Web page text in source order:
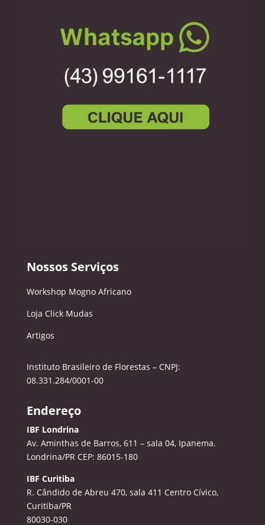
Nossos Serviços
Workshop Mogno Africano
Loja Click Mudas
Artigos
Instituto Brasileiro de Florestas – CNPJ:
08.331.284/0001-00
Endereço
IBF Londrina
Av. Aminthas de Barros, 611 – sala 04, Ipanema.
Londrina/PR CEP: 86015-180
IBF Curitiba
R. Cândido de Abreu 470, sala 411 Centro Cívico,
Curitiba/PR
80030-030